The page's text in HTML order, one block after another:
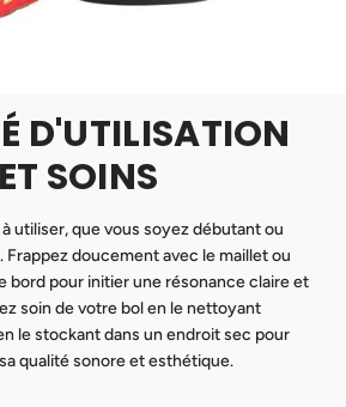
D'UTILISATION
ET SOINS
utiliser, que vous soyez débutant ou
Frappez doucement avec le maillet ou
bord pour initier une résonance claire et
soin de votre bol en le nettoyant
le stockant dans un endroit sec pour
qualité sonore et esthétique.